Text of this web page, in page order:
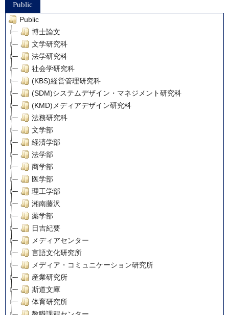
Public
Public
博士論文
文学研究科
法学研究科
社会学研究科
(KBS)経営管理研究科
(SDM)システムデザイン・マネジメント研究科
(KMD)メディアデザイン研究科
法務研究科
文学部
経済学部
法学部
商学部
医学部
理工学部
湘南藤沢
薬学部
日吉紀要
メディアセンター
言語文化研究所
メディア・コミュニケーション研究所
産業研究所
斯道文庫
体育研究所